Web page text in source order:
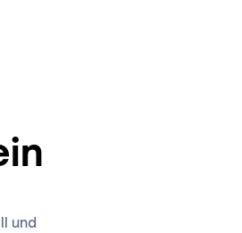
und